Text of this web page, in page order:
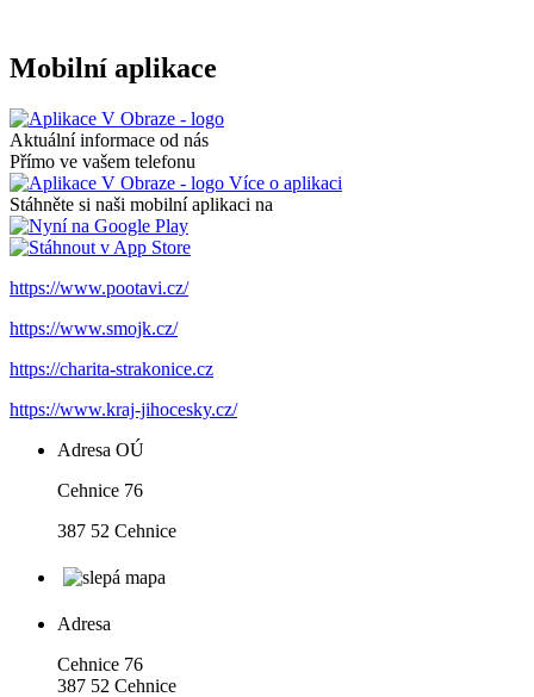
Mobilní aplikace
Aktuální informace od nás
Přímo ve vašem telefonu
Více o aplikaci
Stáhněte si naši mobilní aplikaci na
https://www.pootavi.cz/
https://www.smojk.cz/
https://charita-strakonice.cz
https://www.kraj-jihocesky.cz/
Adresa OÚ
Cehnice 76
387 52 Cehnice
Adresa
Cehnice 76
387 52 Cehnice